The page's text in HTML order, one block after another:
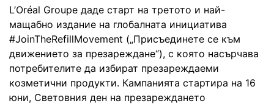
L’Oréal Groupe даде старт на третото и най-
мащабно издание на глобалната инициатива
#JoinTheRefillMovement („Присъединете се към
движението за презареждане“), с която насърчава
потребителите да избират презареждаеми
козметични продукти. Кампанията стартира на 16
юни, Световния ден на презареждането